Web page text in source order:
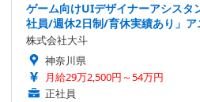
ゲーム向けUIデザイナーアシスタ
社員/週休2日制/育休実績あり」
株式会社大斗
神奈川県
月給29万2,500円～54万円
正社員